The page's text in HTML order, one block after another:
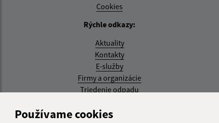
Používame cookies
Cookies
Rýchle odkazy:
Aktuality
Kontakty
E-služby
Firmy a organizácie
Triedenie odpadu
Aktualizované: